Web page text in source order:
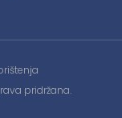
pridržana.